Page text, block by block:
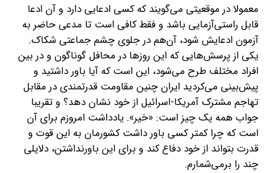
معمولا در موقعیتی می‌گویند که کسی ادعایی دارد و آن ادعا
قابل راستی‌آزمایی باشد و فقط کافی است تا مدعی حاضر به
آزمون ادعایش شود، آن‌هم در جلوی چشم جماعتی شکاک.
یکی از پرسش‌هایی که این روزها در محافل گوناگون و در بین
افراد مختلف طرح می‌شود، این است که آیا باور داشتید و
پیش‌بینی می‌کردید ایران چنین مقاومت قدرتمندی در مقابل
تهاجم مشترک آمریکا-اسرائیل از خود نشان دهد؟ و تقریبا
جواب همه یک چیز است: «خیر». یادداشت امروزم برای آن
است که چرا کمتر کسی باور داشت کشورمان به این قوت و
قدرت بتواند از خود دفاع کند و برای این باورنداشتن، دلایلی
چند را برمی‌شمارم.